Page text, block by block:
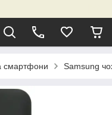
смартфони Samsung